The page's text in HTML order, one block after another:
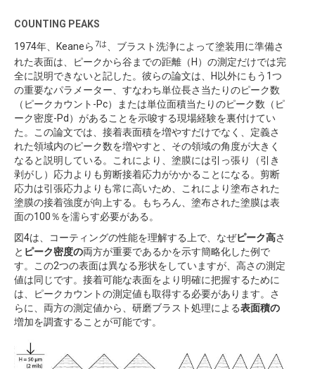
COUNTING PEAKS
1974年、Keaneら 7は、ブラスト洗浄によって塗装用に準備さ
れた表面は、ピークから谷までの距離（H）の測定だけでは完
全に説明できないと記した。彼らの論文は、H以外にもう1つ
の重要なパラメーター、すなわち単位長さ当たりのピーク数
（ピークカウント-Pc）または単位面積当たりのピーク数（ピ
ーク密度-Pd）があることを示唆する現場経験を裏付けてい
た。この論文では、接着表面積を増やすだけでなく、定義さ
れた領域内のピーク数を増やすと、その領域の角度が大きく
なると説明している。これにより、塗膜には引っ張り（引き
剥がし）応力よりも剪断接着応力がかかることになる。剪断
応力は引張応力よりも常に高いため、これにより塗布された
塗膜の接着強度が向上する。もちろん、塗布された塗膜は表
面の100％を濡らす必要がある。
図4は、コーティングの性能を理解する上で、なぜピーク高さ
と ピーク密度の両方が重要であるかを示す簡略化した例で
す。この2つの表面は異なる形状をしていますが、高さの測定
値は同じです。接着可能な表面をより明確に把握するために
は、ピークカウントの測定値も取得する必要があります。さ
らに、両方の測定値から、研磨ブラスト処理による表面積の
増加を調査することが可能です。